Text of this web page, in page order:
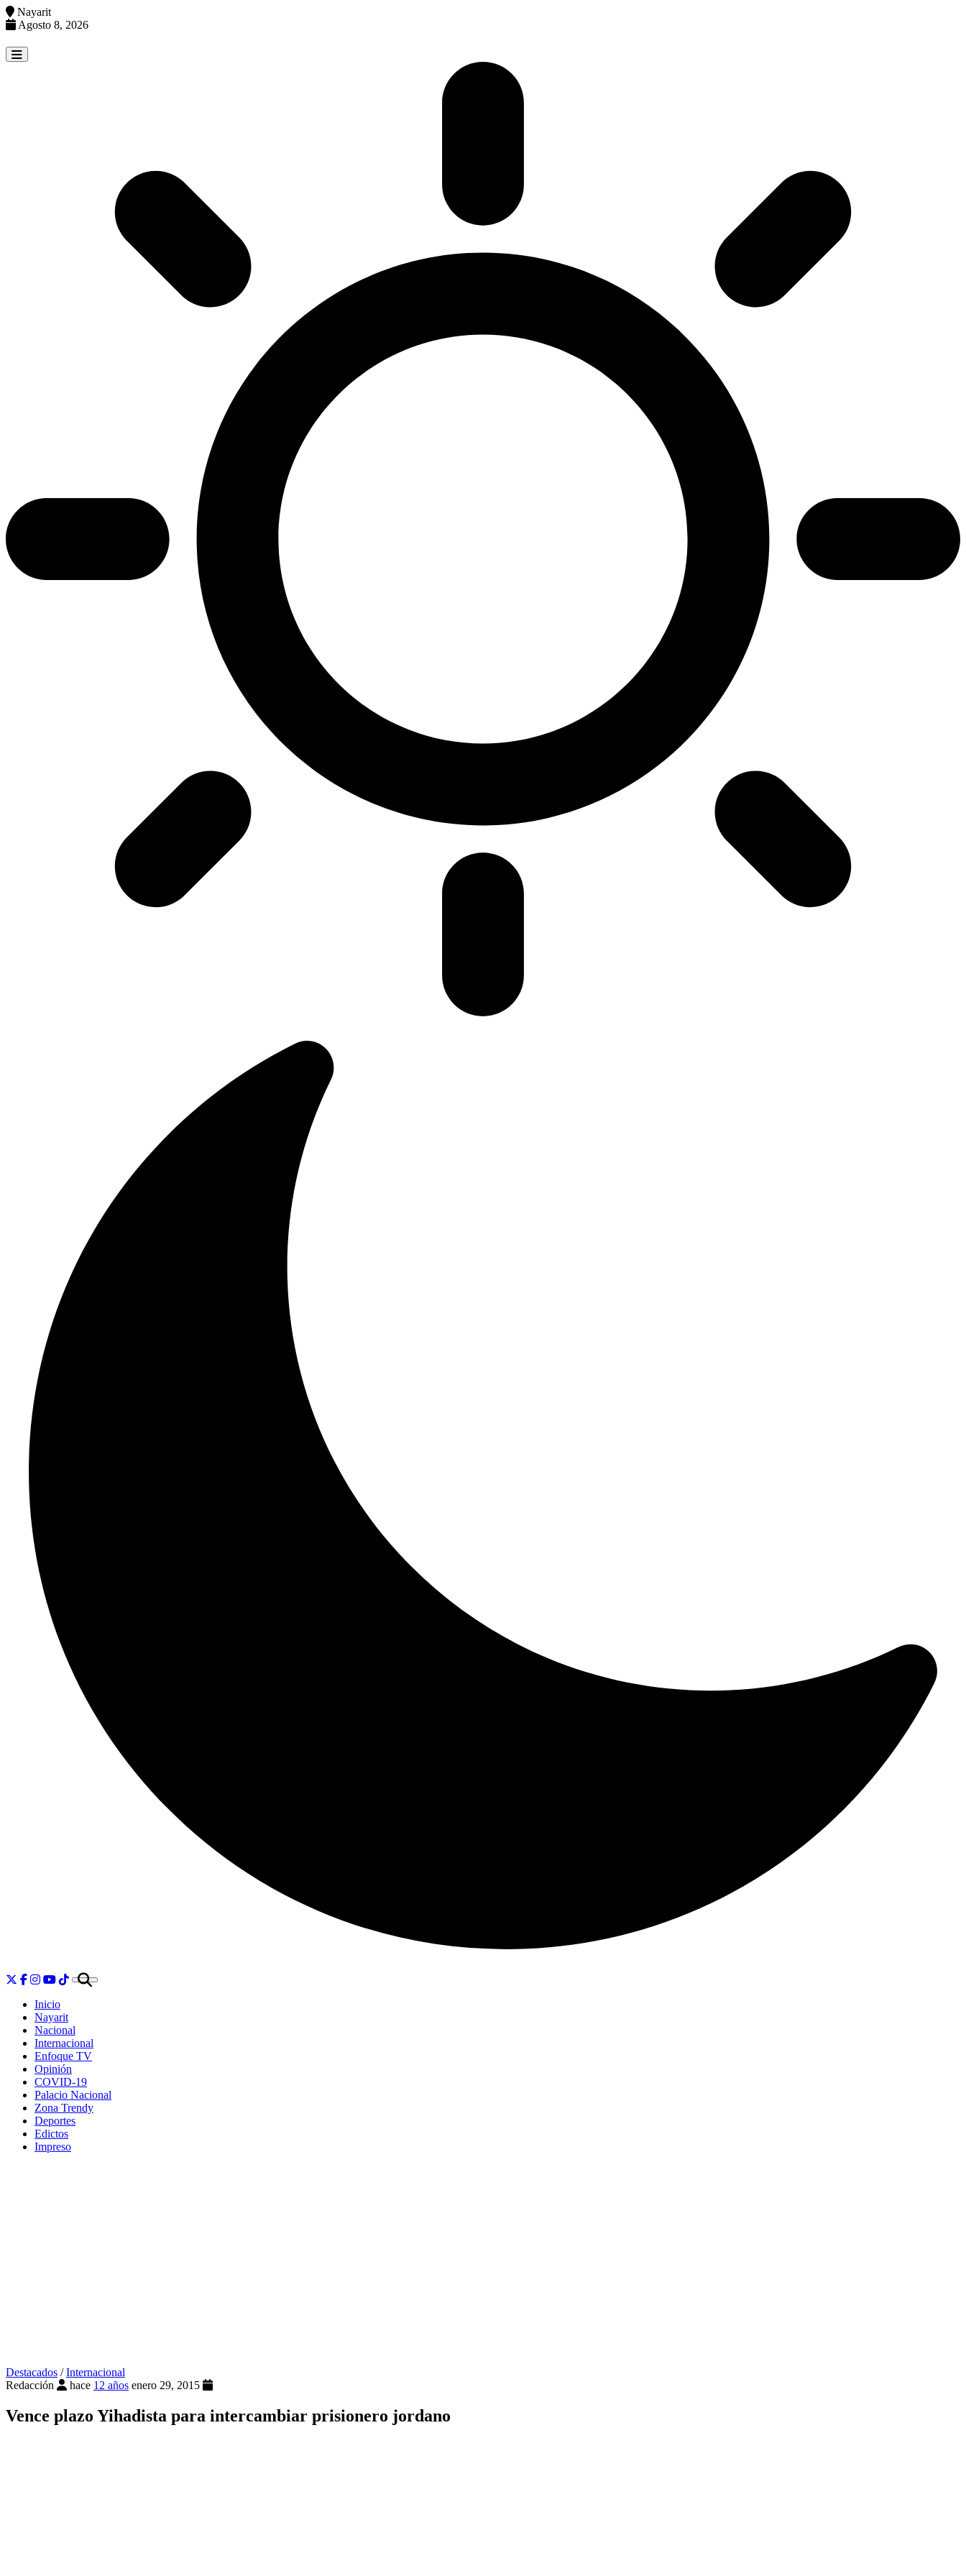
Nayarit
Agosto 8, 2026
to
content
Inicio
Nayarit
Nacional
Internacional
Enfoque TV
Opinión
COVID-19
Palacio Nacional
Zona Trendy
Deportes
Edictos
Impreso
Destacados /Internacional
Redacción
hace 12 años enero 29, 2015
Vence plazo Yihadista para intercambiar prisionero jordano